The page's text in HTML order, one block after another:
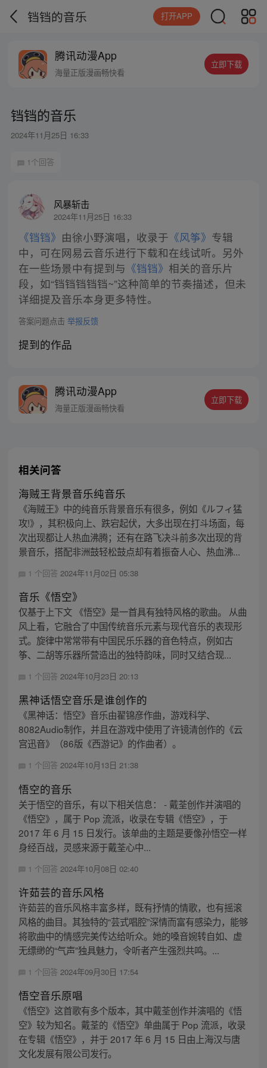
铛铛的音乐 打开APP
腾讯动漫App
海量正版漫画畅快看
立即下载
铛铛的音乐
2024年11月25日 16:33
1个回答
风暴斩击
2024年11月25日 16:33
《铛铛》 由徐小野演唱，收录于 《风筝》 专辑
中，可在网易云音乐进行下载和在线试听。另外
在一些场景中有提到与 《铛铛》 相关的音乐片
段，如“铛铛铛铛铛~”这种简单的节奏描述，但未
详细提及音乐本身更多特性。
答案问题点击 举报反馈
提到的作品
腾讯动漫App
海量正版漫画畅快看
立即下载
相关问答
海贼王背景音乐纯音乐
《海贼王》中的纯音乐背景音乐有很多，例如《ルフィ猛
攻!》，其积极向上、跌宕起伏，大多出现在打斗场面，每
次出现都让人热血沸腾；还有在路飞决斗前多次出现的背
景音乐，搭配非洲鼓轻松鼓点却有着振奋人心、热血沸...
1 个回答 2024年11月02日 05:38
音乐《悟空》
仅基于上下文 《悟空》是一首具有独特风格的歌曲。 从曲
风上看，它融合了中国传统音乐元素与现代音乐的表现形
式。旋律中常常带有中国民乐乐器的音色特点，例如古
筝、二胡等乐器所营造出的独特韵味，同时又结合现...
1 个回答 2024年10月23日 20:13
黑神话悟空音乐是谁创作的
《黑神话：悟空》音乐由翟锦彦作曲，游戏科学、
8082Audio制作，并且在游戏中使用了许镜清创作的《云
宫迅音》（86版《西游记》的作曲者）。
1 个回答 2024年10月13日 21:38
悟空的音乐
关于悟空的音乐，有以下相关信息： - 戴荃创作并演唱的
《悟空》，属于 Pop 流派，收录在专辑《悟空》，于
2017 年 6 月 15 日发行。该单曲的主题是要像孙悟空一样
身经百战，灵感来源于戴荃心中...
1 个回答 2024年10月08日 02:40
许茹芸的音乐风格
许茹芸的音乐风格丰富多样，既有抒情的情歌，也有摇滚
风格的曲目。其独特的“芸式唱腔”深情而富有感染力，能够
将歌曲中的情感完美传达给听众。她的嗓音婉转自如、虚
无缥缈的“气声”独具魅力，令听者产生强烈共鸣。...
1 个回答 2024年09月30日 17:54
悟空音乐原唱
《悟空》这首歌有多个版本，其中戴荃创作并演唱的《悟
空》较为知名。戴荃的《悟空》单曲属于 Pop 流派，收录
在专辑《悟空》，并于 2017 年 6 月 15 日由上海汉与唐
文化发展有限公司发行。